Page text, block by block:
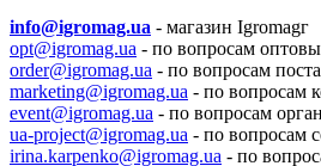
info@igromag.ua - магазин Igromagг
opt@igromag.ua - по вопросам
order@igromag.ua - по вопросам
marketing@igromag.ua - по вопросам
event@igromag.ua - по вопросам
ua-project@igromag.ua - по вопросам
irina.karpenko@igromag.ua - по